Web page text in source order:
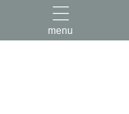
menu